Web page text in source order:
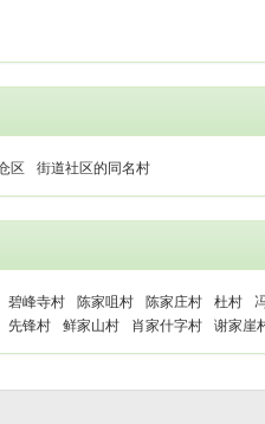
区 街道社区的同名村
碧峰寺村 陈家咀村 陈家庄村 杜村
先锋村 鲜家山村 肖家什字村 谢家崖